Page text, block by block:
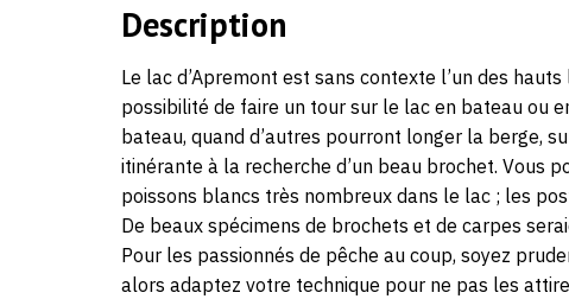
Description
Le lac d’Apremont est sans contexte l’un des
possibilité de faire un tour sur le lac en bateau ou
bateau, quand d’autres pourront longer la berge,
itinérante à la recherche d’un beau brochet. Vous
poissons blancs très nombreux dans le lac ; les
De beaux spécimens de brochets et de carpes
Pour les passionnés de pêche au coup, soyez
alors adaptez votre technique pour ne pas les